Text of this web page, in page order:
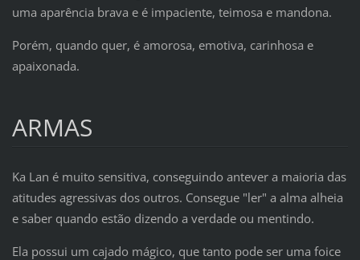
uma aparência brava e é impaciente, teimosa e mandona.
Porém, quando quer, é amorosa, emotiva, carinhosa e
apaixonada.
ARMAS
Ka Lan é muito sensitiva, conseguindo antever a maioria das
atitudes agressivas dos outros. Consegue "ler" a alma alheia
e saber quando estão dizendo a verdade ou mentindo.
Ela possui um cajado mágico, que tanto pode ser uma foice